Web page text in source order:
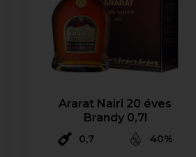
Ararat Nairi 20 éves
Brandy 0,7l
0,7 40%